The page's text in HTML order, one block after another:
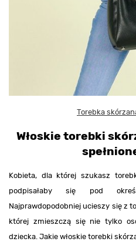
Torebka
Włoskie torebki
Kobieta, dla której szukasz
podpisałaby się pod
Najprawdopodobniej ucieszy się z
której zmieszczą się nie tylko
dziecka. Jakie włoskie torebki